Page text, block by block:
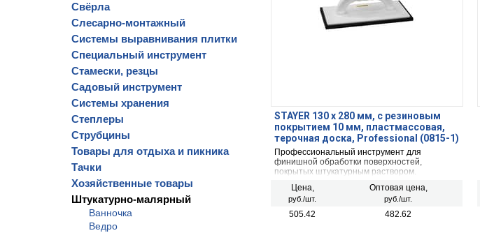
Свёрла
Слесарно-монтажный
Системы выравнивания плитки
Специальный инструмент
Стамески, резцы
Садовый инструмент
Системы хранения
Степлеры
Струбцины
Товары для отдыха и пикника
Тачки
Хозяйственные товары
Штукатурно-малярный
Ванночка
Ведро
STAYER 130 x 280 мм, с резиновым
покрытием 10 мм, пластмассовая,
терочная доска, Professional (0815-1)
Профессиональный инструмент для
финишной обработки поверхностей,
покрытых штукатурным раствором.
обладает повышенной износостойкостью к
истиранию, а резиновое покрытие
обеспечивает равномерное нанесение и не
Цена,
руб./шт.
Оптовая цена,
руб./шт.
505.42 482.62